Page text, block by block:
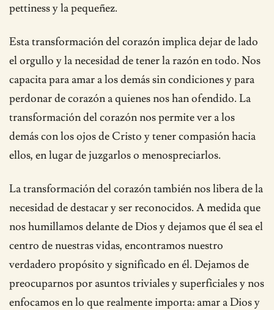
pettiness y la pequeñez.
Esta transformación del corazón implica dejar de lado
el orgullo y la necesidad de tener la razón en todo. Nos
capacita para amar a los demás sin condiciones y para
perdonar de corazón a quienes nos han ofendido. La
transformación del corazón nos permite ver a los
demás con los ojos de Cristo y tener compasión hacia
ellos, en lugar de juzgarlos o menospreciarlos.
La transformación del corazón también nos libera de la
necesidad de destacar y ser reconocidos. A medida que
nos humillamos delante de Dios y dejamos que él sea el
centro de nuestras vidas, encontramos nuestro
verdadero propósito y significado en él. Dejamos de
preocuparnos por asuntos triviales y superficiales y nos
enfocamos en lo que realmente importa: amar a Dios y